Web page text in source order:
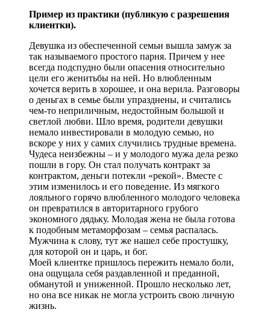
Пример из практики (публикую с разрешения
клиентки).
Девушка из обеспеченной семьи вышла замуж за
так называемого простого парня. Причем у нее
всегда подспудно были опасения относительно
цели его женитьбы на ней. Но влюбленным
хочется верить в хорошее, и она верила. Разговоры
о деньгах в семье были упразднены, и считались
чем-то неприличным, недостойным большой и
светлой любви. Шло время, родители девушки
немало инвестировали в молодую семью, но
вскоре у них у самих случились трудные времена.
Чудеса неизбежны – и у молодого мужа дела резко
пошли в гору. Он стал получать контракт за
контрактом, деньги потекли «рекой». Вместе с
этим изменилось и его поведение. Из мягкого
лояльного горячо влюбленного молодого человека
он превратился в авторитарного грубого
экономного дядьку. Молодая жена не была готова
к подобным метаморфозам – семья распалась.
Мужчина к слову, тут же нашел себе простушку,
для которой он и царь, и бог.
Моей клиентке пришлось пережить немало боли,
она ощущала себя раздавленной и преданной,
обманутой и униженной. Прошло несколько лет,
но она все никак не могла устроить свою личную
жизнь.